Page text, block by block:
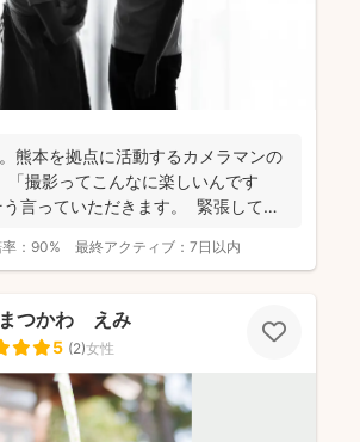
熊本を拠点に活動するカメラマンの
撮影ってこんなに楽しいんです
言っていただきます。 緊張してい
： 90% 最終アクティブ： 7日以内
まつかわ えみ
5 (2)女性